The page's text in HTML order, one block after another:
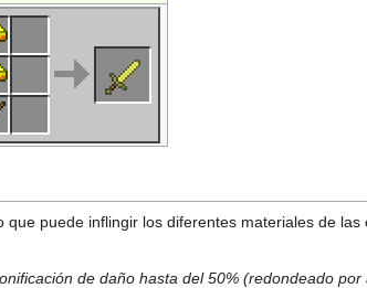
que puede inflingir los diferentes materiales de las
de daño hasta del 50% (redondeado por